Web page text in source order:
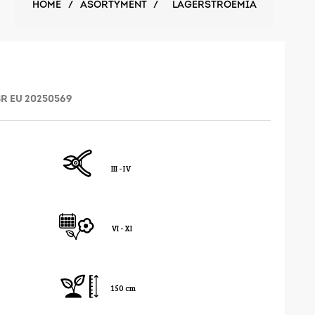
HOME / ASORTYMENT / LAGERSTROEMIA
EU 20250569
III - IV
VI - XI
150 cm